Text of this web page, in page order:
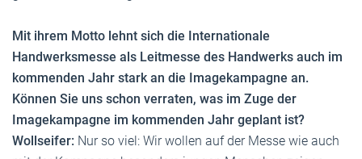
Mit ihrem Motto lehnt sich die Internationale
Handwerksmesse als Leitmesse des Handwerks auch im
kommenden Jahr stark an die Imagekampagne an.
Können Sie uns schon verraten, was im Zuge der
Imagekampagne im kommenden Jahr geplant ist?
Wollseifer: Nur so viel: Wir wollen auf der Messe wie auch